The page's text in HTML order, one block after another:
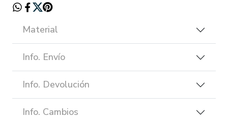
Material
Info. Envío
Info. Devolución
Info. Cambios